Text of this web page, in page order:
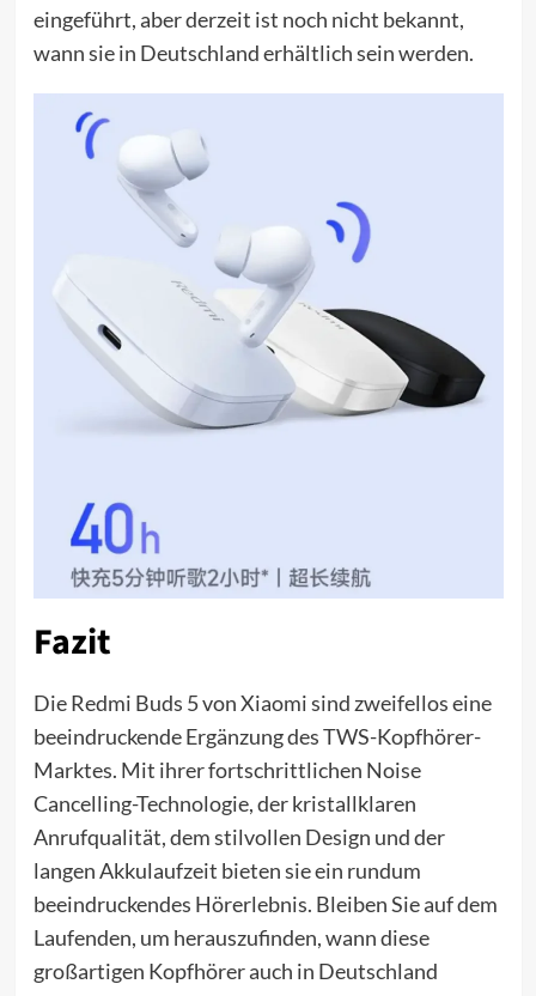
eingeführt, aber derzeit ist noch nicht bekannt,
wann sie in Deutschland erhältlich sein werden.
Fazit
Die Redmi Buds 5 von Xiaomi sind zweifellos eine
beeindruckende Ergänzung des TWS-Kopfhörer-
Marktes. Mit ihrer fortschrittlichen Noise
Cancelling-Technologie, der kristallklaren
Anrufqualität, dem stilvollen Design und der
langen Akkulaufzeit bieten sie ein rundum
beeindruckendes Hörerlebnis. Bleiben Sie auf dem
Laufenden, um herauszufinden, wann diese
großartigen Kopfhörer auch in Deutschland